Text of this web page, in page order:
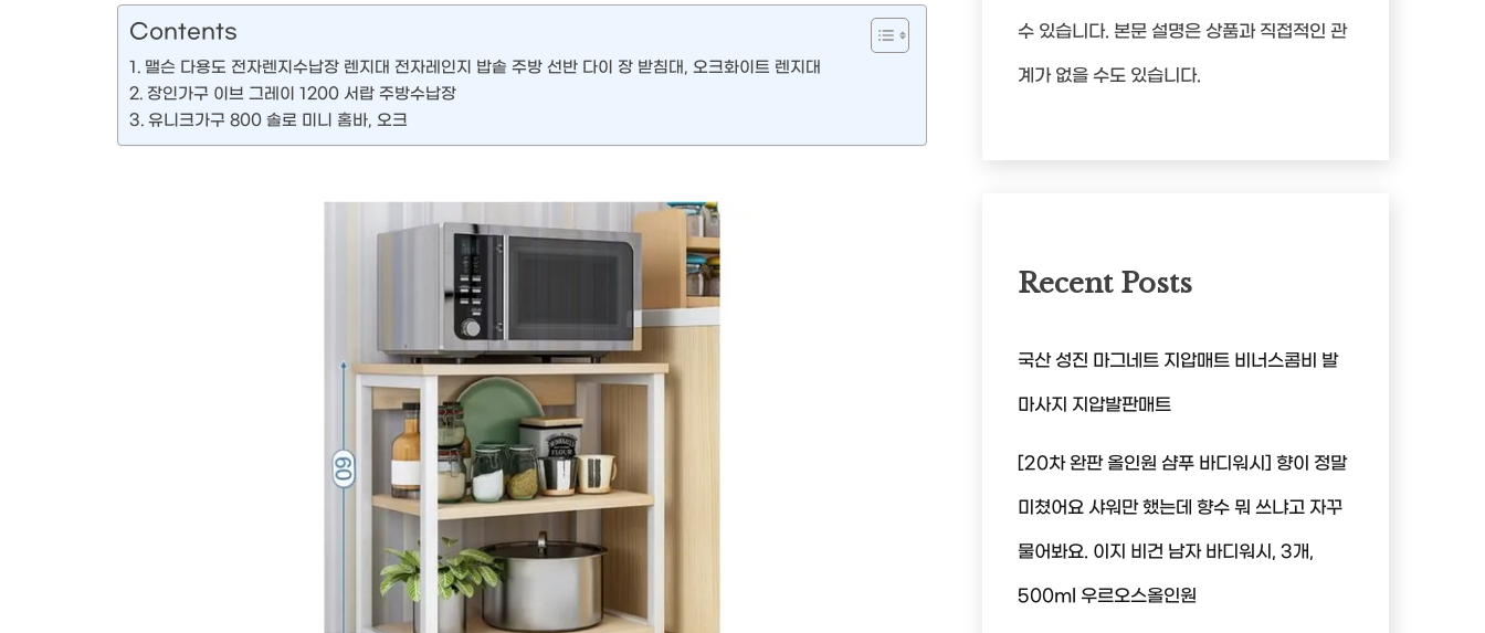
Contents
맬슨 다용도 전자렌지수납장 렌지대 전자레인지 밥솥 주방 선반 다이 장 받침대, 오크화이트 렌지대
장인가구 이브 그레이 1200 서랍 주방수납장
유니크가구 800 솔로 미니 홈바, 오크
수 있습니다. 본문 설명은 상품과 직접적인 관
계가 없을 수도 있습니다.
Recent Posts
국산 성진 마그네트 지압매트 비너스콤비 발
마사지 지압발판매트
[20차 완판 올인원 샴푸 바디워시] 향이 정말
미쳤어요 샤워만 했는데 향수 뭐 쓰냐고 자꾸
물어봐요. 이지 비건 남자 바디워시, 3개,
500ml 우르오스올인원